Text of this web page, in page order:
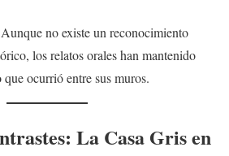
no existe un reconocimiento
los relatos orales han mantenido
ocurrió entre sus muros.
La Casa Gris en